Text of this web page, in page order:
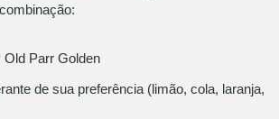
Parr Golden
de sua preferência (limão, cola, laranja,